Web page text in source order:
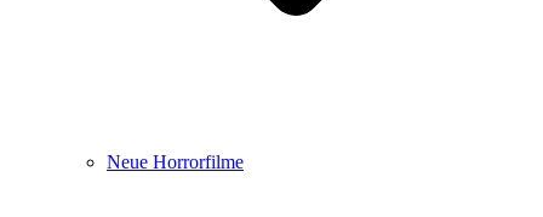
Neue Horrorfilme